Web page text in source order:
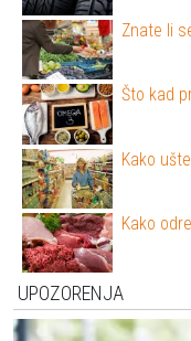
Znate li
Što kad
Kako
Kako
UPOZORENJA